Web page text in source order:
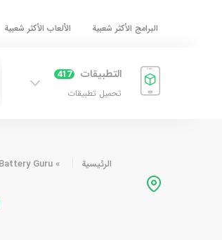
البرامج الأكثر شعبية الألعاب الأكثر شعبية
التطبيقات 417
تحميل تطبيقات
الرئيسية »